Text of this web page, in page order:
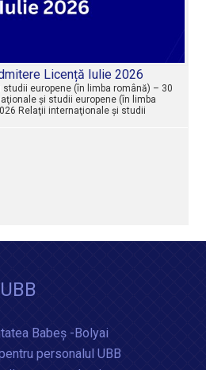
Licență Iulie 2026
europene (în limba română) – 30
şi studii europene (în limba
Relaţii internaţionale şi studii
Babeș -Bolyai
personalul UBB